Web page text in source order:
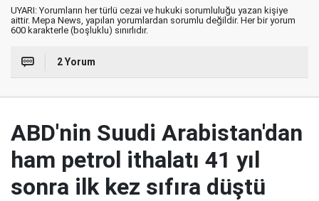
UYARI: Yorumların her türlü cezai ve hukuki sorumluluğu yazan kişiye
aittir. Mepa News, yapılan yorumlardan sorumlu değildir. Her bir yorum
600 karakterle (boşluklu) sınırlıdır.
2 Yorum
ABD'nin Suudi Arabistan'dan
ham petrol ithalatı 41 yıl
sonra ilk kez sıfıra düştü